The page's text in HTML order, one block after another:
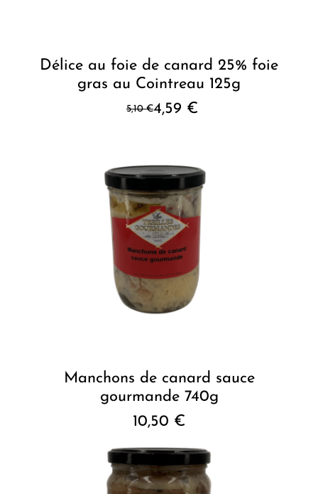
Délice au foie de canard 25% foie
gras au Cointreau 125g
5,10€
Le
était :
5,10 €.
4,59 €
Le
est :
4,59 €.
Manchons de canard sauce
gourmande 740g
10,50 €